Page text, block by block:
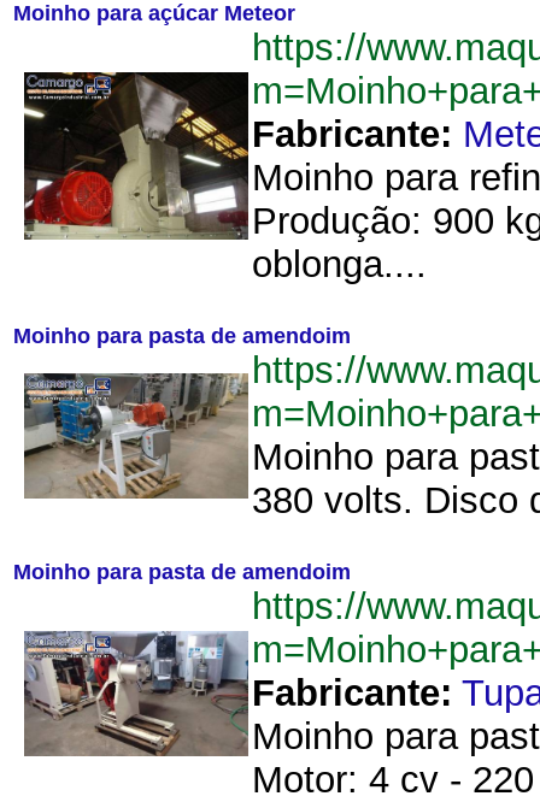
Moinho para açúcar Meteor
https://
Fabricante:
Moinho para
Produção: 900
oblonga....
Moinho para pasta de amendoim
https://
Moinho para
380 volts. Disco
Moinho para pasta de amendoim
https://
Fabricante:
Moinho para
Motor: 4 cv -